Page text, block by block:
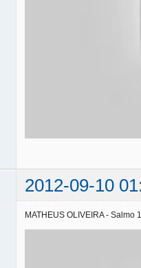
2012-09-10
MATHEUS OLIVEIRA - Salmo